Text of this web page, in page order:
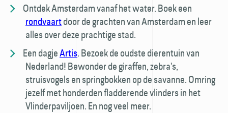
Ontdek Amsterdam vanaf het water. Boek een
rondvaartdoor de grachten van Amsterdam en leer
alles over deze prachtige stad.
Een dagjeArtis. Bezoek de oudste dierentuin van
Nederland! Bewonder de giraffen, zebra's,
struisvogels en springbokken op de savanne. Omring
jezelf met honderden fladderende vlinders in het
Vlinderpaviljoen. En nog veel meer.